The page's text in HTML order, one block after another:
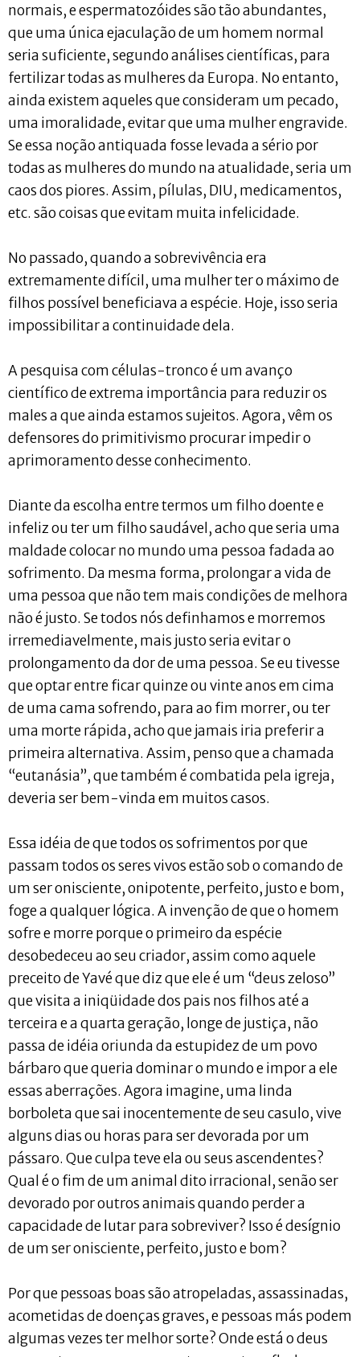
normais, e espermatozóides são tão abundantes,
que uma única ejaculação de um homem normal
seria suficiente, segundo análises científicas, para
fertilizar todas as mulheres da Europa. No entanto,
ainda existem aqueles que consideram um pecado,
uma imoralidade, evitar que uma mulher engravide.
Se essa noção antiquada fosse levada a sério por
todas as mulheres do mundo na atualidade, seria um
caos dos piores. Assim, pílulas, DIU, medicamentos,
etc. são coisas que evitam muita infelicidade.
No passado, quando a sobrevivência era
extremamente difícil, uma mulher ter o máximo de
filhos possível beneficiava a espécie. Hoje, isso seria
impossibilitar a continuidade dela.
A pesquisa com células-tronco é um avanço
científico de extrema importância para reduzir os
males a que ainda estamos sujeitos. Agora, vêm os
defensores do primitivismo procurar impedir o
aprimoramento desse conhecimento.
Diante da escolha entre termos um filho doente e
infeliz ou ter um filho saudável, acho que seria uma
maldade colocar no mundo uma pessoa fadada ao
sofrimento. Da mesma forma, prolongar a vida de
uma pessoa que não tem mais condições de melhora
não é justo. Se todos nós definhamos e morremos
irremediavelmente, mais justo seria evitar o
prolongamento da dor de uma pessoa. Se eu tivesse
que optar entre ficar quinze ou vinte anos em cima
de uma cama sofrendo, para ao fim morrer, ou ter
uma morte rápida, acho que jamais iria preferir a
primeira alternativa. Assim, penso que a chamada
“eutanásia”, que também é combatida pela igreja,
deveria ser bem-vinda em muitos casos.
Essa idéia de que todos os sofrimentos por que
passam todos os seres vivos estão sob o comando de
um ser onisciente, onipotente, perfeito, justo e bom,
foge a qualquer lógica. A invenção de que o homem
sofre e morre porque o primeiro da espécie
desobedeceu ao seu criador, assim como aquele
preceito de Yavé que diz que ele é um “deus zeloso”
que visita a iniqüidade dos pais nos filhos até a
terceira e a quarta geração, longe de justiça, não
passa de idéia oriunda da estupidez de um povo
bárbaro que queria dominar o mundo e impor a ele
essas aberrações. Agora imagine, uma linda
borboleta que sai inocentemente de seu casulo, vive
alguns dias ou horas para ser devorada por um
pássaro. Que culpa teve ela ou seus ascendentes?
Qual é o fim de um animal dito irracional, senão ser
devorado por outros animais quando perder a
capacidade de lutar para sobreviver? Isso é desígnio
de um ser onisciente, perfeito, justo e bom?
Por que pessoas boas são atropeladas, assassinadas,
acometidas de doenças graves, e pessoas más podem
algumas vezes ter melhor sorte? Onde está o deus